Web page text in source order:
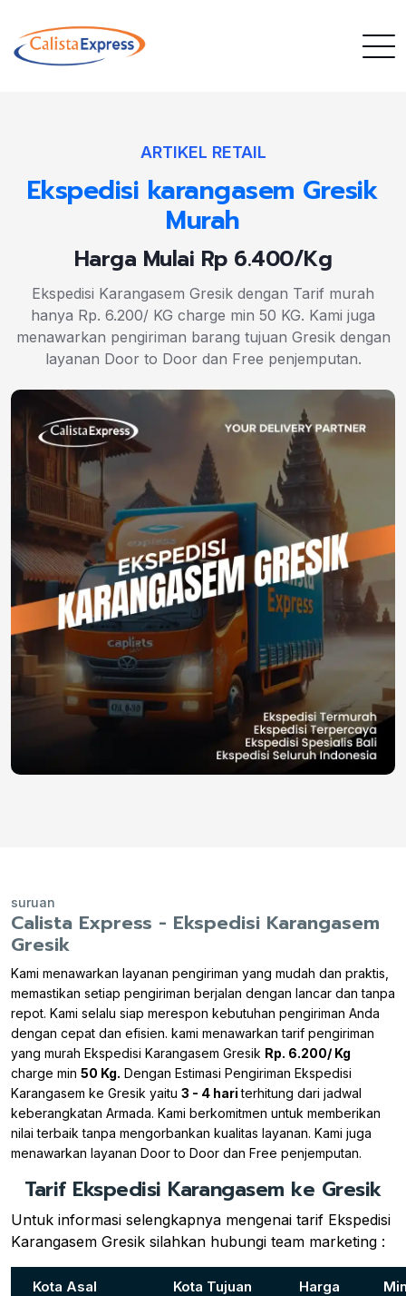
ARTIKEL RETAIL
Ekspedisi karangasem Gresik
Murah
Harga Mulai Rp 6.400/Kg
Ekspedisi Karangasem Gresik dengan Tarif murah
hanya Rp. 6.200/ KG charge min 50 KG. Kami juga
menawarkan pengiriman barang tujuan Gresik dengan
layanan Door to Door dan Free penjemputan.
suruan
Calista Express - Ekspedisi Karangasem
Gresik
Kami menawarkan layanan pengiriman yang mudah dan praktis,
memastikan setiap pengiriman berjalan dengan lancar dan tanpa
repot. Kami selalu siap merespon kebutuhan pengiriman Anda
dengan cepat dan efisien. kami menawarkan tarif pengiriman
yang murah Ekspedisi Karangasem Gresik Rp. 6.200/ Kg
charge min 50 Kg. Dengan Estimasi Pengiriman Ekspedisi
Karangasem ke Gresik yaitu 3 - 4 hariterhitung dari jadwal
keberangkatan Armada. Kami berkomitmen untuk memberikan
nilai terbaik tanpa mengorbankan kualitas layanan. Kami juga
menawarkan layanan Door to Door dan Free penjemputan.
Tarif Ekspedisi Karangasem ke Gresik
Untuk informasi selengkapnya mengenai tarif Ekspedisi
Karangasem Gresik silahkan hubungi team marketing :
Kota Asal Kota Tujuan Harga